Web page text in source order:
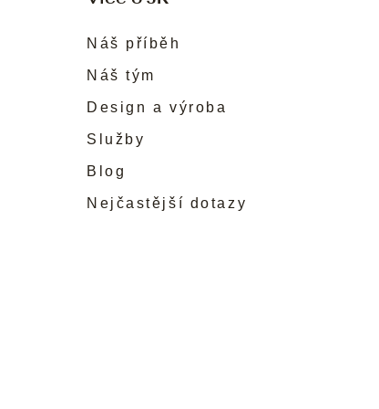
Náš příběh
Náš tým
Design a výroba
Služby
Blog
Nejčastější dotazy